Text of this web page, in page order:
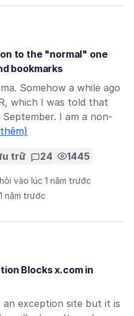
to the "normal" one
bookmarks
Somehow a while ago
which I was told that
I am a non-
trữ 24 1445
vào lúc 1 năm trước
1 năm trước
Blocks x.com in
exception site but it is